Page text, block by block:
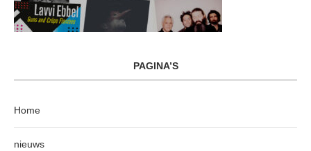
PAGINA’S
Home
nieuws